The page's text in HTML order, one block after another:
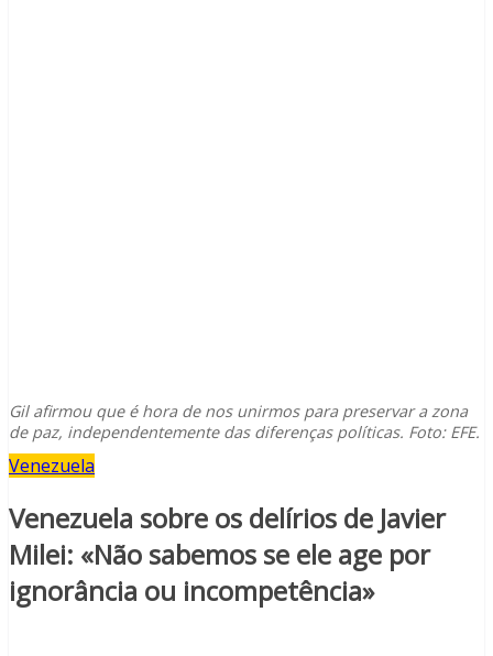
Gil afirmou que é hora de nos unirmos para preservar a zona
de paz, independentemente das diferenças políticas. Foto: EFE.
Venezuela
Venezuela sobre os delírios de Javier
Milei: «Não sabemos se ele age por
ignorância ou incompetência»